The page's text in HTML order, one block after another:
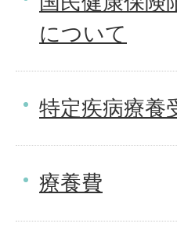
について
特定疾病療養
療養費